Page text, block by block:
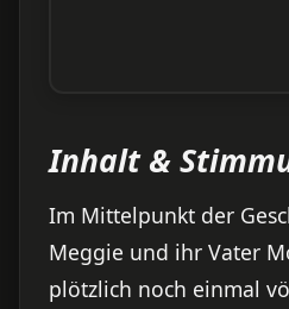
Inhalt &
Im Mittelpunkt der
Meggie und ihr Vater
plötzlich noch einmal